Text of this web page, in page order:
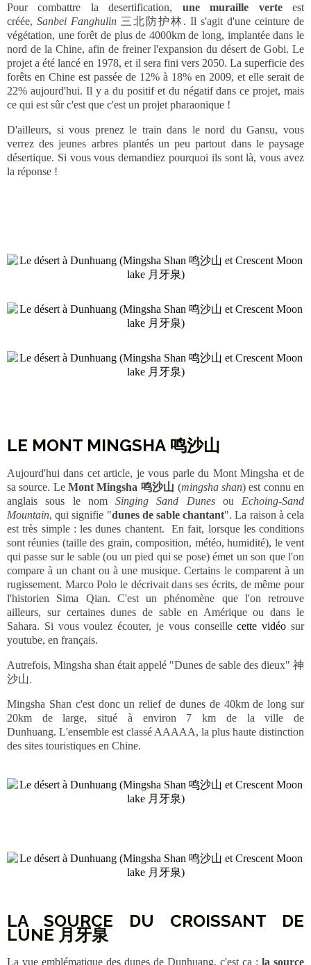
Pour combattre la desertification, une muraille verteest
créée, Sanbei Fanghulin 三北防护林. Il s'agit d'une ceinture de
végétation, une forêt de plus de 4000km de long, implantée dans le
nord de la Chine, afin de freiner l'expansion du désert de Gobi. Le
projet a été lancé en 1978, et il sera fini vers 2050. La superficie des
forêts en Chine est passée de 12% à 18% en 2009, et elle serait de
22% aujourd'hui. Il y a du positif et du négatif dans ce projet, mais
ce qui est sûr c'est que c'est un projet pharaonique !
D'ailleurs, si vous prenez le train dans le nord du Gansu, vous
verrez des jeunes arbres plantés un peu partout dans le paysage
désertique. Si vous vous demandiez pourquoi ils sont là, vous avez
la réponse !
LE MONT MINGSHA 鸣沙山
Aujourd'hui dans cet article, je vous parle du Mont Mingsha et de
sa source. Le Mont Mingsha 鸣沙山 (mingsha shan) est connu en
anglais sous le nom Singing Sand Dunes ou Echoing-Sand
Mountain, qui signifie "dunes de sable chantant". La raison à cela
est très simple : les dunes chantent. En fait, lorsque les conditions
sont réunies (taille des grain, composition, météo, humidité), le vent
qui passe sur le sable (ou un pied qui se pose) émet un son que l'on
compare à un chant ou à une musique. Certains le comparent à un
rugissement. Marco Polo le décrivait dans ses écrits, de même pour
l'historien Sima Qian. C'est un phénomène que l'on retrouve
ailleurs, sur certaines dunes de sable en Amérique ou dans le
Sahara. Si vous voulez écouter, je vous conseillecette vidéo sur
youtube, en français.
Autrefois, Mingsha shan était appelé "Dunes de sable des dieux" 神
沙山
Mingsha Shan c'est donc un relief de dunes de 40km de long sur
20km de large, situé à environ 7 km de la ville de
Dunhuang. L'ensemble est classé AAAAA, la plus haute distinction
des sites touristiques en Chine.
LA SOURCE DU CROISSANT DE
LUNE 月牙泉
La vue emblématique des dunes de Dunhuang, c'est ça : la source